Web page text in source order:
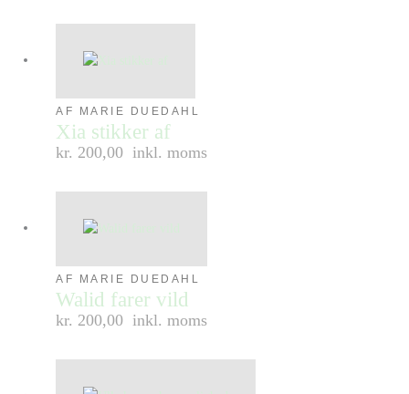
AF MARIE DUEDAHL
Xia stikker af
kr. 200,00 inkl. moms
AF MARIE DUEDAHL
Walid farer vild
kr. 200,00 inkl. moms